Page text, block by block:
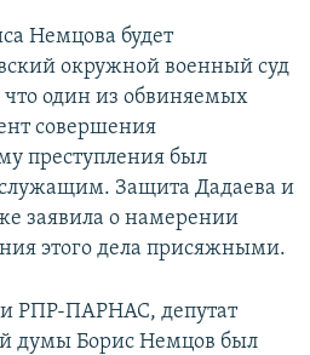
Немцова будет
окружной военный суд
что один из обвиняемых
совершения
преступления был
Защита Дадаева и
заявила о намерении
этого дела присяжными.
РПР-ПАРНАС, депутат
думы Борис Немцов был